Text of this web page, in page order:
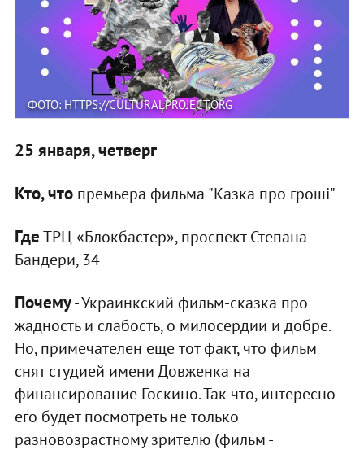
ФОТО: HTTPS://CULTURALPROJECT.ORG
25 января, четверг
Кто, чтопремьера фильма "Казка про гроші"
ГдеТРЦ «Блокбастер», проспект Степана
Бандери, 34
Почему- Украинкский фильм-сказка про
жадность и слабость, о милосердии и добре.
Но, примечателен еще тот факт, что фильм
снят студией имени Довженка на
финансирование Госкино. Так что, интересно
его будет посмотреть не только
разновозрастному зрителю (фильм -